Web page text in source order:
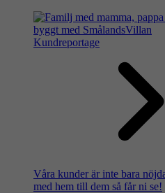
Kundreportage
Våra kunder är inte bara
med hem till dem så får ni se!